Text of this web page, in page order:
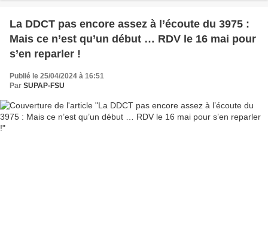
La DDCT pas encore assez à l’écoute du 3975 :
Mais ce n’est qu’un début … RDV le 16 mai pour
s’en reparler !
Publié le 25/04/2024 à 16:51
Par SUPAP-FSU